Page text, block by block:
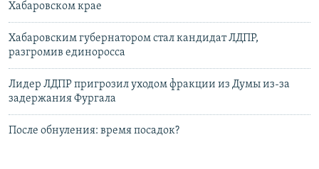
Хабаровском крае
Хабаровским губернатором стал кандидат ЛДПР,
разгромив единоросса
Лидер ЛДПР пригрозил уходом фракции из Думы из-за
задержания Фургала
После обнуления: время посадок?